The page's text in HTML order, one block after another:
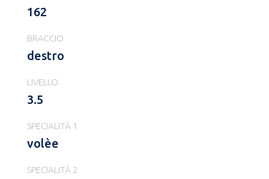
162
BRACCIO
destro
LIVELLO
3.5
SPECIALITÀ 1
volèe
SPECIALITÀ 2